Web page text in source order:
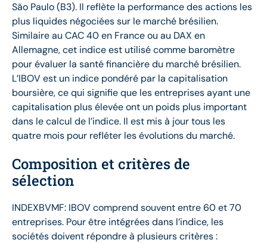
São Paulo (B3). Il reflète la performance des actions les
plus liquides négociées sur le marché brésilien.
Similaire au CAC 40 en France ou au DAX en
Allemagne, cet indice est utilisé comme baromètre
pour évaluer la santé financière du marché brésilien.
L’IBOV est un indice pondéré par la capitalisation
boursière, ce qui signifie que les entreprises ayant une
capitalisation plus élevée ont un poids plus important
dans le calcul de l’indice. Il est mis à jour tous les
quatre mois pour refléter les évolutions du marché.
Composition et critères de
sélection
INDEXBVMF: IBOV comprend souvent entre 60 et 70
entreprises. Pour être intégrées dans l’indice, les
sociétés doivent répondre à plusieurs critères :